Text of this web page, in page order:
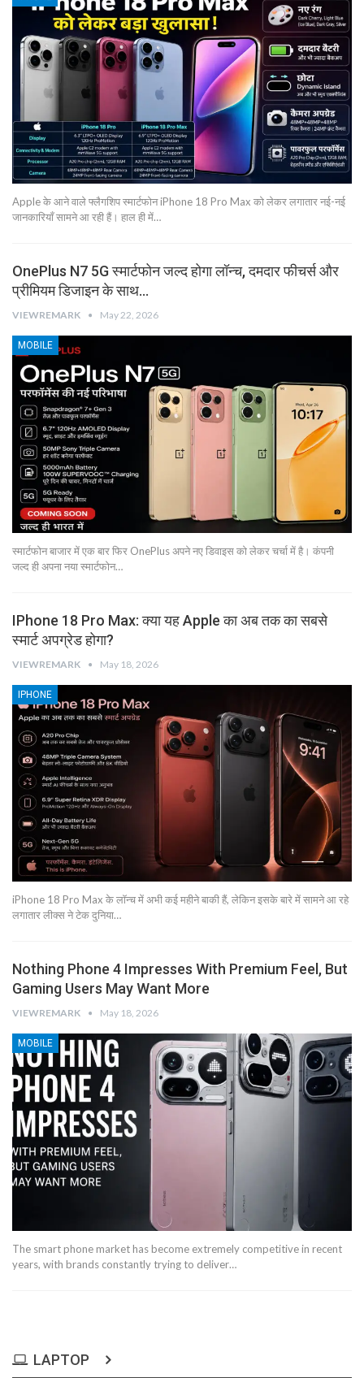
Apple के आने वाले फ्लैगशिप स्मार्टफोन iPhone 18 Pro Max को लेकर लगातार नई-नई
जानकारियाँ सामने आ रही हैं। हाल ही में…
OnePlus N7 5G स्मार्टफोन जल्द होगा लॉन्च, दमदार फीचर्स और
प्रीमियम डिजाइन के साथ…
VIEWREMARK May 22, 2026
MOBILE
स्मार्टफोन बाजार में एक बार फिर OnePlus अपने नए डिवाइस को लेकर चर्चा में है। कंपनी
जल्द ही अपना नया स्मार्टफोन…
IPhone 18 Pro Max: क्या यह Apple का अब तक का सबसे
स्मार्ट अपग्रेड होगा?
VIEWREMARK May 18, 2026
IPHONE
iPhone 18 Pro Max के लॉन्च में अभी कई महीने बाकी हैं, लेकिन इसके बारे में सामने आ रहे
लगातार लीक्स ने टेक दुनिया…
Nothing Phone 4 Impresses With Premium Feel, But
Gaming Users May Want More
VIEWREMARK May 18, 2026
MOBILE
The smart phone market has become extremely competitive in recent
years, with brands constantly trying to deliver…
LAPTOP